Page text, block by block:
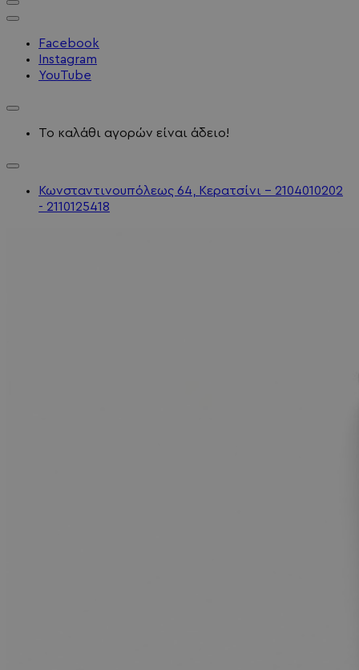
Facebook
Instagram
YouTube
Το καλάθι αγορών είναι άδειο!
Κωνσταντινουπόλεως 64, Κερατσίνι - 2104010202
- 2110125418